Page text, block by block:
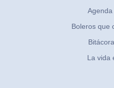
Agenda
Boleros que
La vida